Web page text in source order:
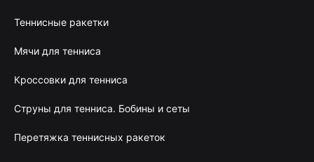
Теннисные ракетки
Мячи для тенниса
Кроссовки для тенниса
Струны для тенниса. Бобины и сеты
Перетяжка теннисных ракеток